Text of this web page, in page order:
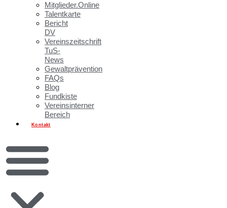
Mitglieder.Online
Talentkarte
Bericht
DV
Vereinszeitschrift
TuS-
News
Gewaltprävention
FAQs
Blog
Fundkiste
Vereinsinterner
Bereich
Kontakt